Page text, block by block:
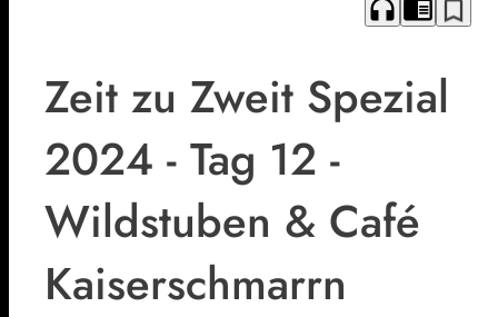
headphones chrome_reader_mode bookmark_border
Zeit zu Zweit Spezial
2024 - Tag 12 -
Wildstuben & Café
Kaiserschmarrn